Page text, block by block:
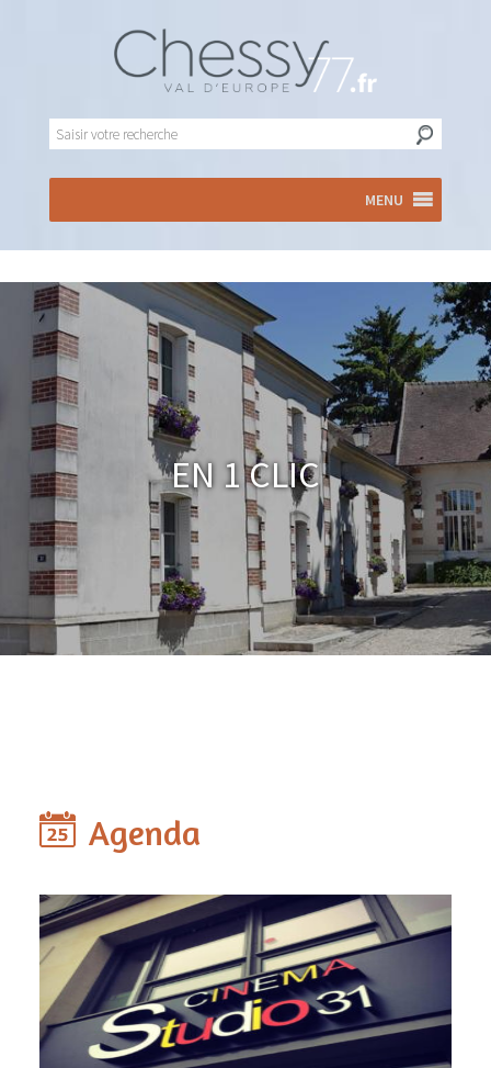
MENU
En 1 clic
Agenda